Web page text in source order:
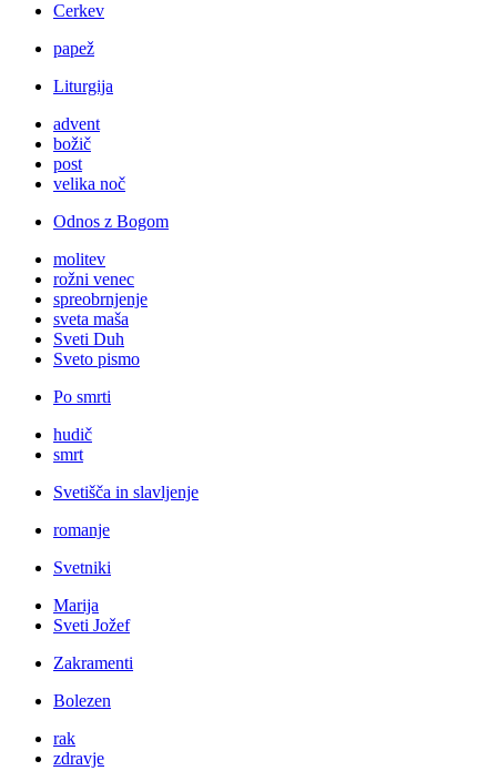
Cerkev
papež
Liturgija
advent
božič
post
velika noč
Odnos z Bogom
molitev
rožni venec
spreobrnjenje
sveta maša
Sveti Duh
Sveto pismo
Po smrti
hudič
smrt
Svetišča in slavljenje
romanje
Svetniki
Marija
Sveti Jožef
Zakramenti
Bolezen
rak
zdravje